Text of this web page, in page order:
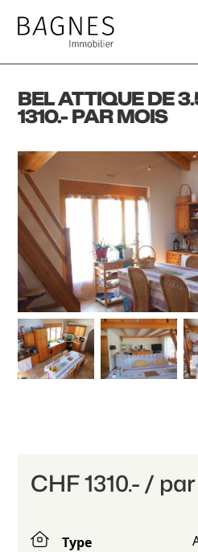
BEL ATTIQUE DE
1310.- PAR MOIS
CHF 1310.- /
Type